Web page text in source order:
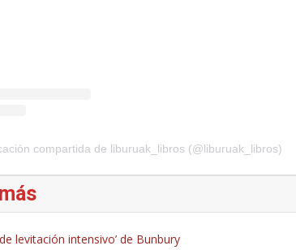
compartida de liburuak_libros (@liburuak_libros)
levitación intensivo’ de Bunbury